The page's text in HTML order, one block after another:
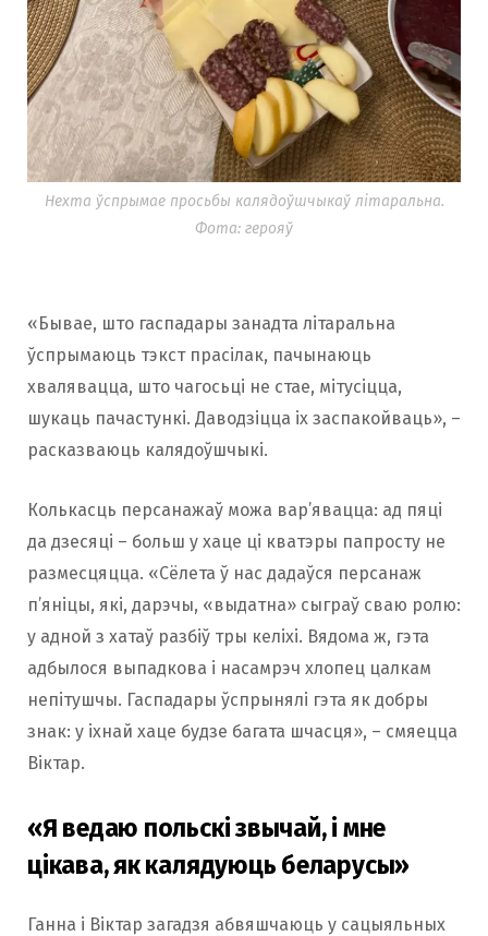
Нехта ўспрымае просьбы калядоўшчыкаў літаральна.
Фота: герояў
«Бывае, што гаспадары занадта літаральна
ўспрымаюць тэкст прасілак, пачынаюць
хвалявацца, што чагосьці не стае, мітусіцца,
шукаць пачастункі. Даводзіцца іх заспакойваць», –
расказваюць калядоўшчыкі.
Колькасць персанажаў можа вар’явацца: ад пяці
да дзесяці – больш у хаце ці кватэры папросту не
размесцяцца. «Сёлета ў нас дадаўся персанаж
п’яніцы, які, дарэчы, «выдатна» сыграў сваю ролю:
у адной з хатаў разбіў тры келіхі. Вядома ж, гэта
адбылося выпадкова і насамрэч хлопец цалкам
непітушчы. Гаспадары ўспрынялі гэта як добры
знак: у іхнай хаце будзе багата шчасця», – смяецца
Віктар.
«Я ведаю польскі звычай, і мне
цікава, як калядуюць беларусы»
Ганна і Віктар загадзя абвяшчаюць у сацыяльных